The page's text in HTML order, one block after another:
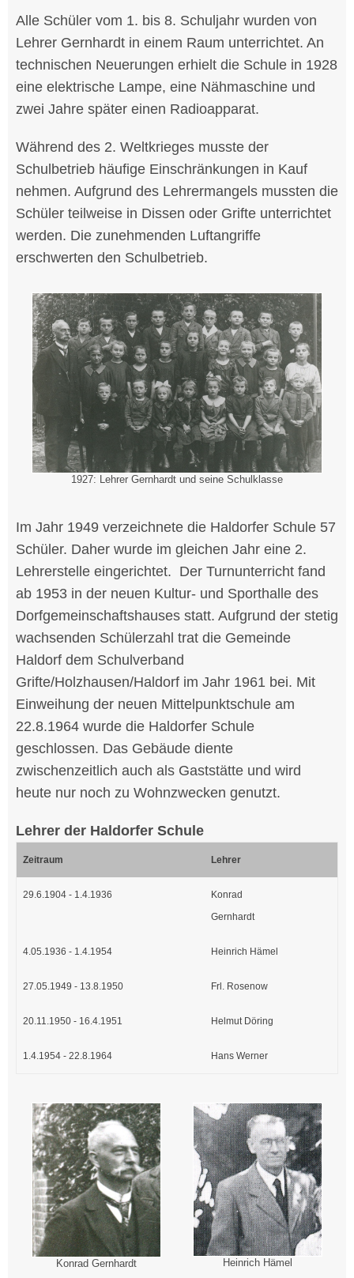
Alle Schüler vom 1. bis 8. Schuljahr wurden von
Lehrer Gernhardt in einem Raum unterrichtet. An
technischen Neuerungen erhielt die Schule in 1928
eine elektrische Lampe, eine Nähmaschine und
zwei Jahre später einen Radioapparat.
Während des 2. Weltkrieges musste der
Schulbetrieb häufige Einschränkungen in Kauf
nehmen. Aufgrund des Lehrermangels mussten die
Schüler teilweise in Dissen oder Grifte unterrichtet
werden. Die zunehmenden Luftangriffe
erschwerten den Schulbetrieb.
1927: Lehrer Gernhardt und seine Schulklasse
Im Jahr 1949 verzeichnete die Haldorfer Schule 57
Schüler. Daher wurde im gleichen Jahr eine 2.
Lehrerstelle eingerichtet. Der Turnunterricht fand
ab 1953 in der neuen Kultur- und Sporthalle des
Dorfgemeinschaftshauses statt. Aufgrund der stetig
wachsenden Schülerzahl trat die Gemeinde
Haldorf dem Schulverband
Grifte/Holzhausen/Haldorf im Jahr 1961 bei. Mit
Einweihung der neuen Mittelpunktschule am
22.8.1964 wurde die Haldorfer Schule
geschlossen. Das Gebäude diente
zwischenzeitlich auch als Gaststätte und wird
heute nur noch zu Wohnzwecken genutzt.
Lehrer der Haldorfer Schule
Zeitraum Lehrer
29.6.1904 - 1.4.1936
Konrad
Gernhardt
4.05.1936 - 1.4.1954 Heinrich Hämel
27.05.1949 - 13.8.1950 Frl. Rosenow
20.11.1950 - 16.4.1951 Helmut Döring
1.4.1954 - 22.8.1964 Hans Werner
Konrad Gernhardt Heinrich Hämel